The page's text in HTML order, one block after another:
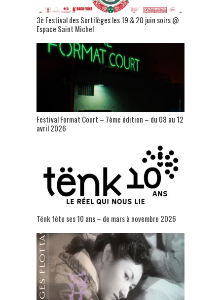
3è Festival des Sortilèges les 19 & 20 juin soirs @
Espace Saint Michel
Festival Format Court – 7ème édition – du 08 au 12
avril 2026
Tënk fête ses 10 ans – de mars à novembre 2026